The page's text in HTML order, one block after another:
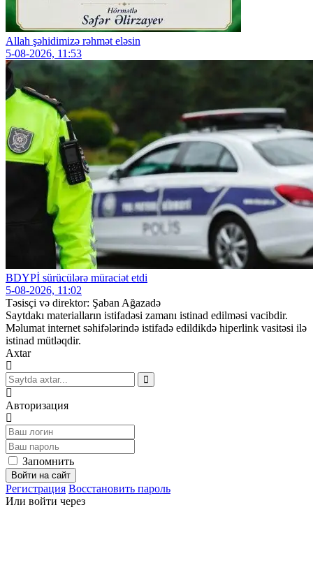
Allah şəhidimizə rəhmət eləsin
5-08-2026, 11:53
BDYPİ sürücülərə müraciət etdi
5-08-2026, 11:02
Təsisçi və direktor: Şaban Ağazadə
Saytdakı materialların istifadəsi zamanı istinad edilməsi vacibdir.
Məlumat internet səhifələrində istifadə edildikdə hiperlink vasitəsi ilə
istinad mütləqdir.
Axtar
Авторизация
Запомнить
Войти на сайт
Регистрация Восстановить пароль
Или войти через